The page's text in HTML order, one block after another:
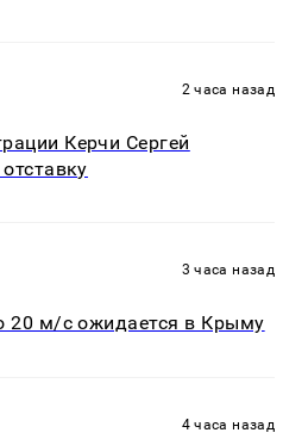
2 часа назад
Керчи Сергей
3 часа назад
20 м/с ожидается в Крыму
4 часа назад